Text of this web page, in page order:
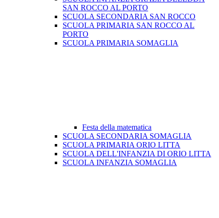
SAN ROCCO AL PORTO
SCUOLA SECONDARIA SAN ROCCO
SCUOLA PRIMARIA SAN ROCCO AL
PORTO
SCUOLA PRIMARIA SOMAGLIA
Festa della matematica
SCUOLA SECONDARIA SOMAGLIA
SCUOLA PRIMARIA ORIO LITTA
SCUOLA DELL'INFANZIA DI ORIO LITTA
SCUOLA INFANZIA SOMAGLIA